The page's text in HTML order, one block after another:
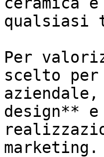
qualsiasi
Per
scelto
design**
marketing.